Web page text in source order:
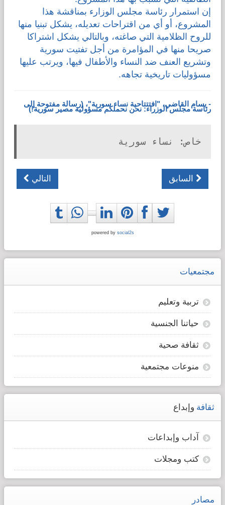
إن استمرار رئاسة مجلس الوزارء بمناقشة هذا
المشروع، أو أي من اقتراحات تعديله، يشكل تبنيا منها
للروح الظلامية التي صاغته، وبالتالي يشكل اشتراكا
صريحا منها في المؤامرة من أجل تفتيت سورية
وتشريع العنف ضد النساء والأطفال فيها، ويرتب عليها
مسؤوليات تاريخية تجاهه.
- بسام القاضي، "افتتتاحية نساء سورية"، (رسالة مفتوحة إلى
رئاسة مجلس الوزراء: نحن نحملكم مسؤولية مصير سورية!)
خاص: نساء سورية
السابق التالي
powered by social2s
مجتمعيات
تربية وتعليم
حياتنا الجنسية
ثقافة صحية
منوعات مجتمعية
ثقافة وإبداع
آداب وإبداعات
كتب ومجلات
مصادر